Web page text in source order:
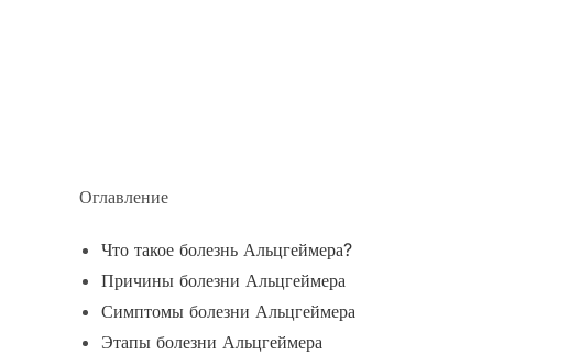
Оглавление
Что такое болезнь Альцгеймера?
Причины болезни Альцгеймера
Симптомы болезни Альцгеймера
Этапы болезни Альцгеймера